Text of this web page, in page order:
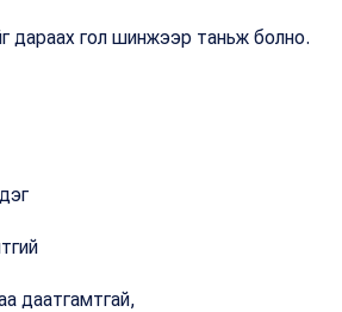
дараах гол шинжээр таньж болно.
даатгамтгай,